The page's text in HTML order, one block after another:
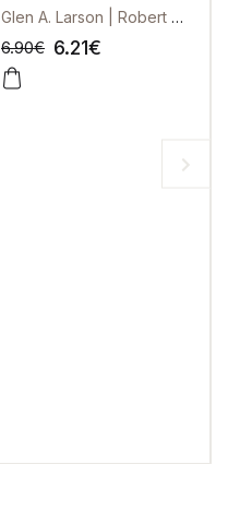
-10%
Galática
Glen A. Larson | Robert Thurston
6.90€ 6.21€